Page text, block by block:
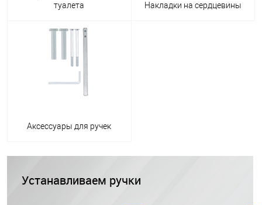
туалета
Накладки на сердцевины
Аксессуары для ручек
Устанавливаем ручки